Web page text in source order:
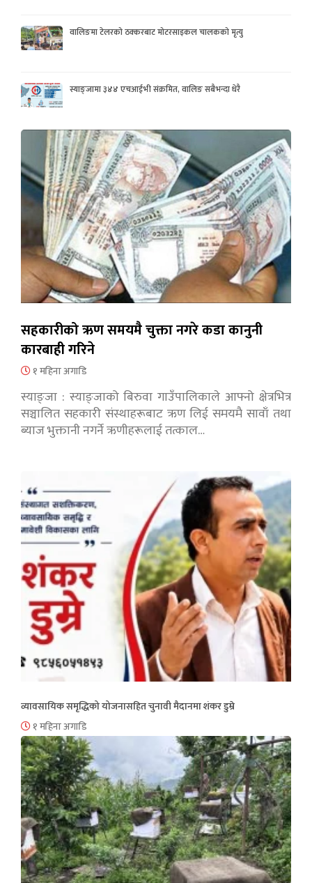
वालिङमा टेलरको ठक्करबाट मोटरसाइकल चालकको मृत्यु
स्याङ्जामा ३४४ एचआईभी संक्रमित, वालिङ सबैभन्दा धेरै
सहकारीको ऋण समयमै चुक्ता नगरे कडा कानुनी
कारबाही गरिने
१ महिना अगाडि
स्याङ्जा : स्याङ्जाको बिरुवा गाउँपालिकाले आफ्नो क्षेत्रभित्र
सञ्चालित सहकारी संस्थाहरूबाट ऋण लिई समयमै सावाँ तथा
ब्याज भुक्तानी नगर्ने ऋणीहरूलाई तत्काल…
व्यावसायिक समृद्धिको योजनासहित चुनावी मैदानमा शंकर डुम्रे
१ महिना अगाडि